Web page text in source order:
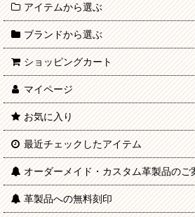
アイテムから選ぶ
ブランドから選ぶ
ショッピングカート
マイページ
お気に入り
最近チェックしたアイテム
オーダーメイド・カスタム革製品のご
革製品への無料刻印